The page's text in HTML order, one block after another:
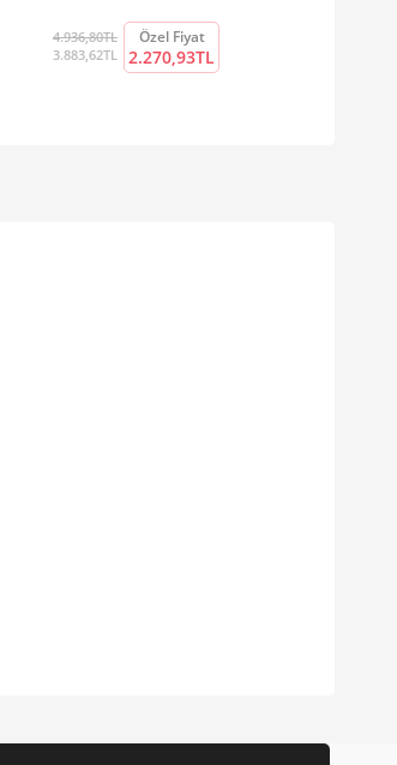
4.936,80TL
3.883,62TL
Özel Fiyat
2.270,93TL